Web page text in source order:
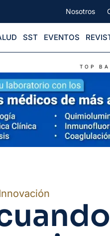
Nosotros
SST EVENTOS
TOP